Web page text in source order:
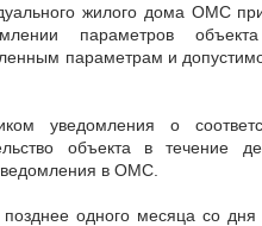
жилого дома ОМС
параметров
параметрам и
уведомления о
объекта в течение
в ОМС.
одного месяца со дня